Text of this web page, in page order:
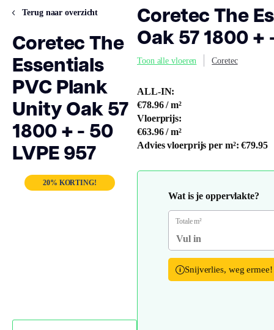
Terug naar overzicht
Coretec The
Essentials
PVC Plank
Unity Oak 57
1800 + - 50
LVPE 957
20% KORTING!
Coretec The
Oak 57 1800 +
Toon alle vloeren Coretec
ALL-IN:
€78.96 / m²
Vloerprijs:
€63.96/ m²
Advies vloerprijs per m²: €79.95
Wat is je oppervlakte?
Totale m²
Snijverlies, weg